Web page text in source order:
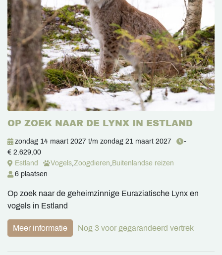
OP ZOEK NAAR DE LYNX IN ESTLAND
zondag 14 maart 2027 t/m zondag 21 maart 2027
-
€ 2.629,00
Estland
Vogels Zoogdieren Buitenlandse reizen
6 plaatsen
Op zoek naar de geheimzinnige Euraziatische Lynx en
vogels in Estland
Meer informatie Nog 3 voor gegarandeerd vertrek